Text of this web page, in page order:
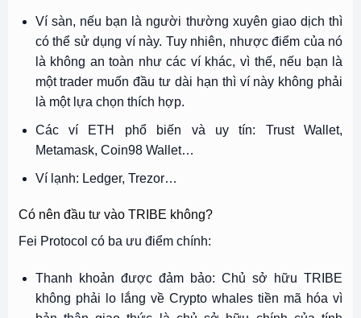
Ví sàn, nếu bạn là người thường xuyên giao dịch thì
có thể sử dụng ví này. Tuy nhiên, nhược điểm của nó
là không an toàn như các ví khác, vì thế, nếu bạn là
một trader muốn đầu tư dài hạn thì ví này không phải
là một lựa chọn thích hợp.
Các ví ETH phổ biến và uy tín: Trust Wallet,
Metamask, Coin98 Wallet…
Ví lạnh: Ledger, Trezor…
Có nên đầu tư vào TRIBE không?
Fei Protocol có ba ưu điểm chính:
Thanh khoản được đảm bảo: Chủ sở hữu TRIBE
không phải lo lắng về Crypto whales tiền mã hóa vì